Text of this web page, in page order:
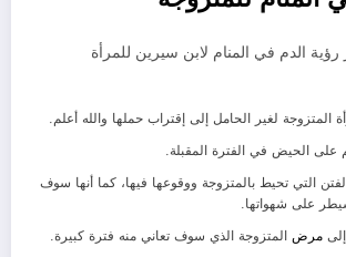
الدم في المنام لابن سيرين للمرأة
المتزوجة لغير الحامل إلى إقتراب حملها والله أعلم.
على الحيض في الفترة المقبلة.
التي تحيط بالمتزوجة ووقوعها فيها، كما أنها سوف
على شهواتها.
مرض المتزوجة الذي سوف تعاني منه فترة كبيرة.